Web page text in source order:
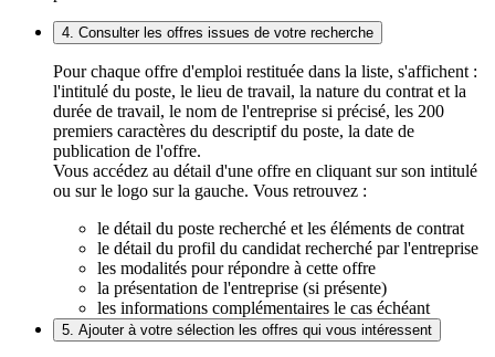
4. Consulter les offres issues de votre recherche
Pour chaque offre d'emploi restituée dans la liste, s'affichent :
l'intitulé du poste, le lieu de travail, la nature du contrat et la
durée de travail, le nom de l'entreprise si précisé, les 200
premiers caractères du descriptif du poste, la date de
publication de l'offre.
Vous accédez au détail d'une offre en cliquant sur son intitulé
ou sur le logo sur la gauche. Vous retrouvez :
le détail du poste recherché et les éléments de contrat
le détail du profil du candidat recherché par l'entreprise
les modalités pour répondre à cette offre
la présentation de l'entreprise (si présente)
les informations complémentaires le cas échéant
5. Ajouter à votre sélection les offres qui vous intéressent